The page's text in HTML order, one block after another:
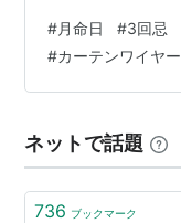
思ったのですが。
す。お膳はどこに
よ」と言うと母は
した。慌てて顔も
パンツに履き替え
#月命日 #3回忌
#カーテンワイヤー
ネットで話題
736 ブックマーク